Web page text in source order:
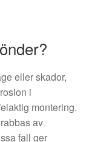
eller skador,
i
montering.
av
fall ger